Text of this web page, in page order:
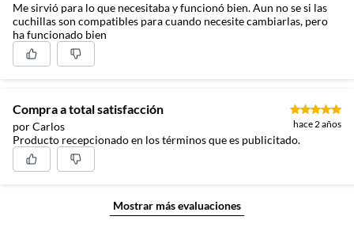
Me sirvió para lo que necesitaba y funcionó bien. Aun no se si las
cuchillas son compatibles para cuando necesite cambiarlas, pero
ha funcionado bien
Compra a total satisfacción
por Carlos hace 2 años
Producto recepcionado en los términos que es publicitado.
Mostrar más evaluaciones